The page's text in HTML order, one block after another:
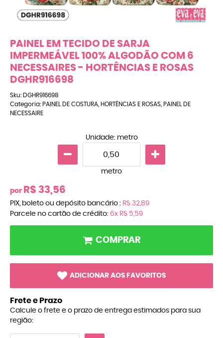
PAINEL EM TECIDO DE SARJA
IMPERMEÁVEL 100% ALGODÃO COM 6
NECESSAIRES - HORTÊNCIAS E ROSAS
DGHR916698
Sku: DGHR916698
Categoria: PAINEL DE COSTURA HORTÊNCIAS E ROSAS PAINEL DE
NECESSAIRE
Unidade: metro
metro
por R$ 33,56
PIX, boleto ou depósito bancário : R$ 32,89
Parcele no cartão de crédito: 6x R$ 5,59
COMPRAR
ADICIONAR AOS FAVORITOS
Frete e Prazo
Calcule o frete e o prazo de entrega estimados para sua
região: